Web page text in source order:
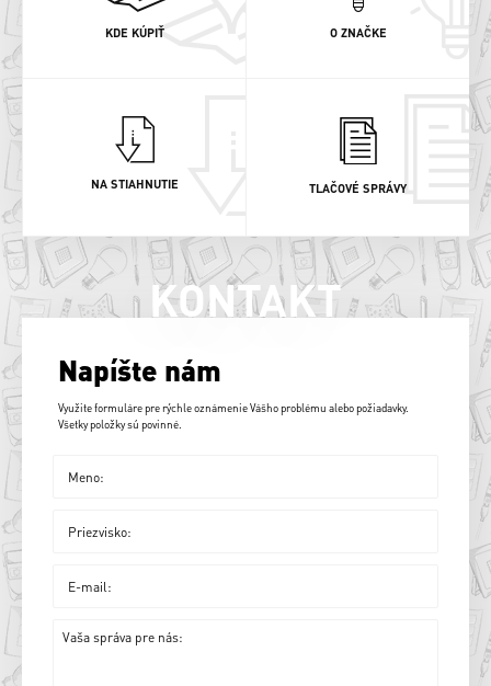
KDE KÚPIŤ O ZNAČKE
NA STIAHNUTIE TLAČOVÉ SPRÁVY
KONTAKT
Napíšte nám
Využite formuláre pre rýchle oznámenie Vášho problému alebo požiadavky.
Všetky položky sú povinné.